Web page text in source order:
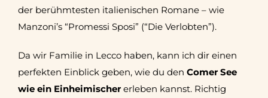
der berühmtesten italienischen Romane – wie
Manzoni’s “Promessi Sposi” (“Die Verlobten”).
Da wir Familie in Lecco haben, kann ich dir einen
perfekten Einblick geben, wie du den Comer See
wie ein Einheimischererleben kannst. Richtig